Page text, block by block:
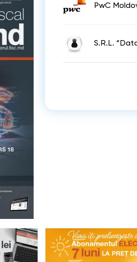
PwC
S.R.L.